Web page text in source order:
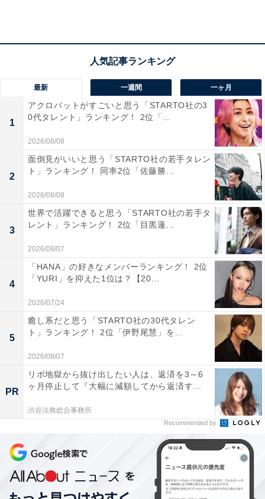
女性社長は「70～74歳」（14.5％）が最多
女性社長の年齢構成比 経年変化
女性社長の年齢構成比は、2019年から4年連続で「70～
74歳」（14.5％）が最も高くなりました。60歳以上の女
性社長は全体の59.7％を占める結果に。
最新 一週間 一ヶ月
1
アクロバットがすごいと思う「STARTO社の3
0代タレント」ランキング！ 2位「...
2026/08/08
2
面倒見がいいと思う「STARTO社の若手タレン
ト」ランキング！ 同率2位「佐藤勝...
2026/08/08
3
世界で活躍できると思う「STARTO社の若手タ
レント」ランキング！ 2位「目黒蓮...
2026/08/07
4
「HANA」の好きなメンバーランキング！ 2位
「YURI」を抑えた1位は？【20...
2026/07/24
5
癒し系だと思う「STARTO社の30代タレン
ト」ランキング！ 2位「伊野尾慧」を...
2026/08/07
PR
リボ地獄から抜け出したい人は、返済を3～6
ヶ月停止して『大幅に減額してから返済す...
渋谷法務総合事務所
Recommended by